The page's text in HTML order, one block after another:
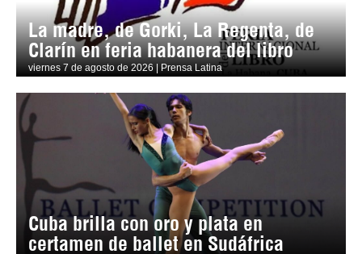
La madre, de Gorki, La Regenta, de
Clarín en feria habanera del libro
viernes 7 de agosto de 2026 | Prensa Latina
Cuba brilla con oro y plata en
certamen de ballet en Sudáfrica